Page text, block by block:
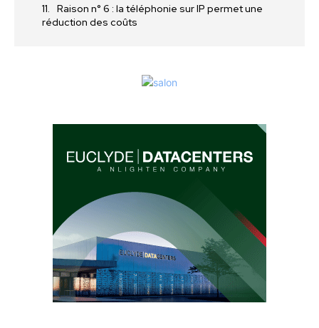
Raison n° 6 : la téléphonie sur IP permet une
réduction des coûts